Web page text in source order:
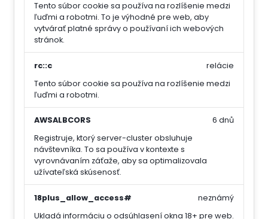
Tento súbor cookie sa používa na rozlíšenie medzi
ľuďmi a robotmi. To je výhodné pre web, aby
vytvárať platné správy o používaní ich webových
stránok.
rc::c
Tento súbor cookie sa používa na rozlíšenie medzi
ľuďmi a robotmi.
relácie
AWSALBCORS
Registruje, ktorý server-cluster obsluhuje
návštevníka. To sa používa v kontexte s
vyrovnávaním záťaže, aby sa optimalizovala
užívateľská skúsenosť.
6 dnů
18plus_allow_access#
Ukladá informáciu o odsúhlasení okna 18+ pre web.
neznámý